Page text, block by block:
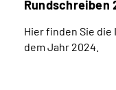
Rundschreiben
Hier finden Sie
dem Jahr 2024.